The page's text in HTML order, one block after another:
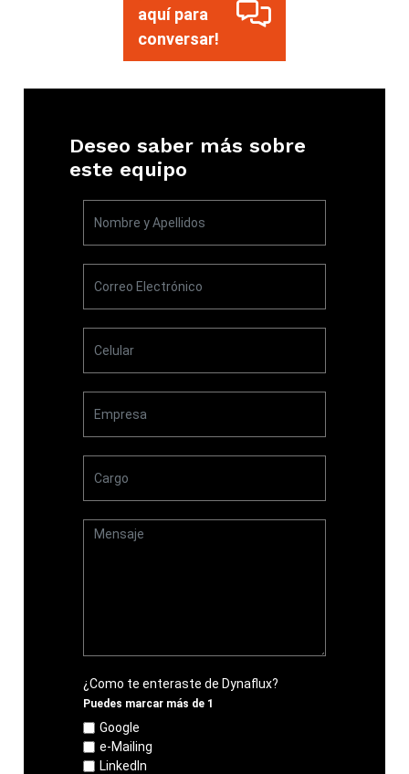
aquí para
conversar!
Deseo saber más sobre
este equipo
¿Como te enteraste de Dynaflux?
Puedes marcar más de 1
Google
e-Mailing
LinkedIn